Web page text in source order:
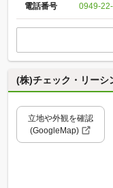
電話番号 0949-
(株)チェック・リーシ
立地や外観を確認
(GoogleMap)